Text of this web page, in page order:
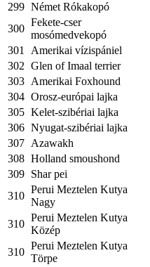
299 Német Rókakopó
300
Fekete-cser
mosómedvekopó
301
Amerikai vízispániel
302 Glen of Imaal terrier
303 Amerikai Foxhound
304 Orosz-európai lajka
305 Kelet-szibériai lajka
306 Nyugat-szibériai lajka
307 Azawakh
308 Holland smoushond
309 Shar pei
310
Perui Meztelen Kutya
Nagy
310
Perui Meztelen Kutya
Közép
310
Perui Meztelen Kutya
Törpe